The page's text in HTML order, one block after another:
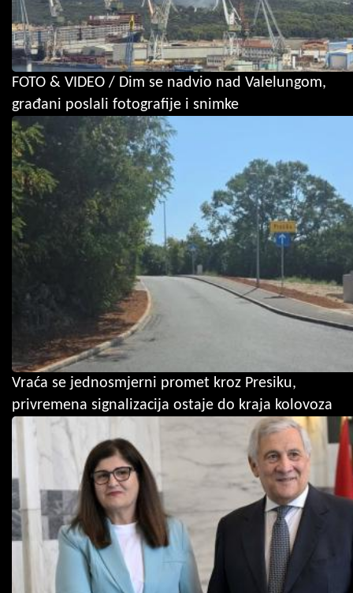
FOTO & VIDEO / Dim se nadvio nad Valelungom,
građani poslali fotografije i snimke
Vraća se jednosmjerni promet kroz Presiku,
privremena signalizacija ostaje do kraja kolovoza